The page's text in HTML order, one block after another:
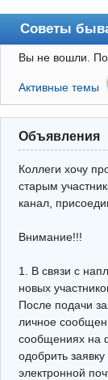
Советы
Форум
Правила
Поиск
Регистрация
Архив
Почта
Поиск
Видео РЗиА
Фотохостинг
Телеграм
Вы не вошли.
Активные темы
Объявления
Коллеги хочу
старым
канал,
Внимание!!!
1. В связи с
новых
После подачи
личное
сообщениях на
одобрить
электронной